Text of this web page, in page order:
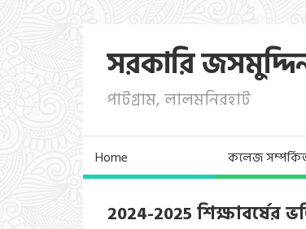
সরকারি
পাটগ্রাম, লালমনিরহাট
Home কলেজ
2024-2025 শিক্ষাবর্ষের